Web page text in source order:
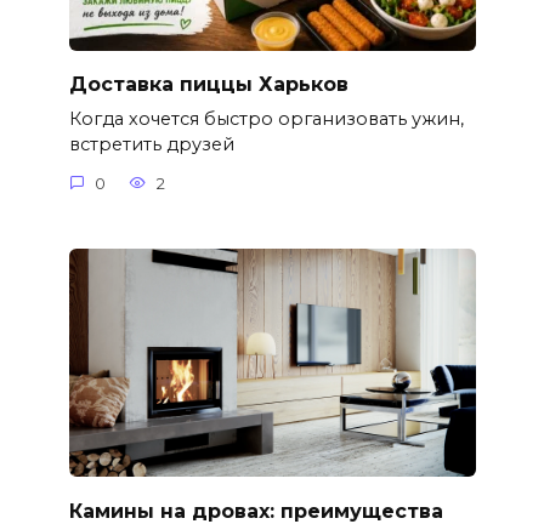
Доставка пиццы Харьков
Когда хочется быстро организовать ужин,
встретить друзей
0 2
Камины на дровах: преимущества